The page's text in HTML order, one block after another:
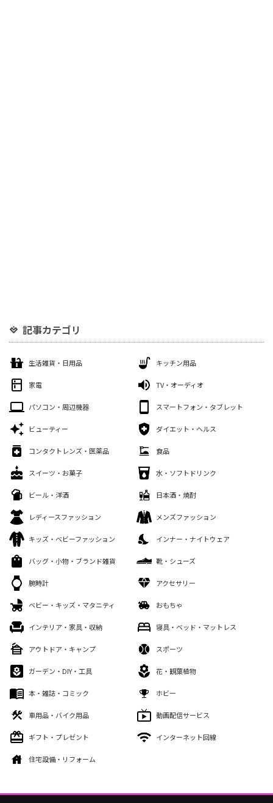
記事カテゴリ
生活雑貨・日用品 キッチン用品
家電 TV・オーディオ
パソコン・周辺機器 スマートフォン・タブレット
ビューティー ダイエット・ヘルス
コンタクトレンズ・医薬品 食品
スイーツ・お菓子 水・ソフトドリンク
ビール・洋酒 日本酒・焼酎
レディースファッション メンズファッション
キッズ・ベビーファッション インナー・ナイトウェア
バッグ・小物・ブランド雑貨 靴・シューズ
腕時計 アクセサリー
ベビー・キッズ・マタニティ おもちゃ
インテリア・家具・収納 寝具・ベッド・マットレス
アウトドア・キャンプ スポーツ
ガーデン・DIY・工具 花・観葉植物
本・雑誌・コミック ホビー
車用品・バイク用品 動画配信サービス
ギフト・プレゼント インターネット回線
住宅設備・リフォーム